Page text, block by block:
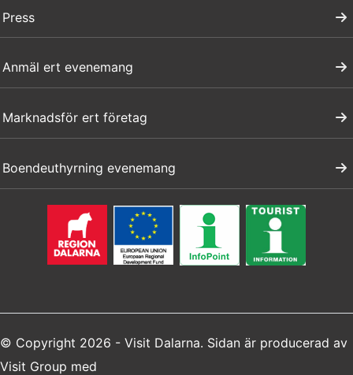
Press
Anmäl ert evenemang
Marknadsför ert företag
Boendeuthyrning evenemang
© Copyright 2026 - Visit Dalarna. Sidan är producerad av
Visit Group med